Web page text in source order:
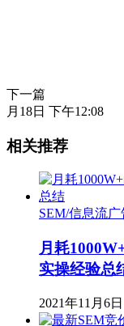
下一篇
月18日 下午12:08
相关推荐
SEM/信息流广
月耗
实操经验总
2021年11月6日